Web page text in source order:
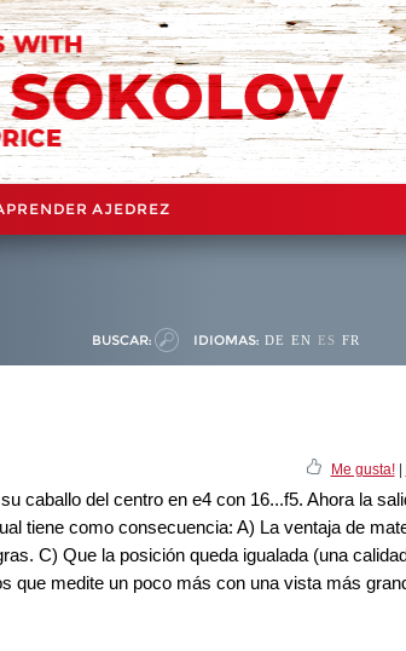
AJEDREZ
BUSCAR: IDIOMAS: DE EN ES FR
Me gusta!|
caballo del centro en e4 con 16...f5. Ahora la
tiene como consecuencia: A) La ventaja de
C) Que la posición queda igualada (una
que medite un poco más con una vista más